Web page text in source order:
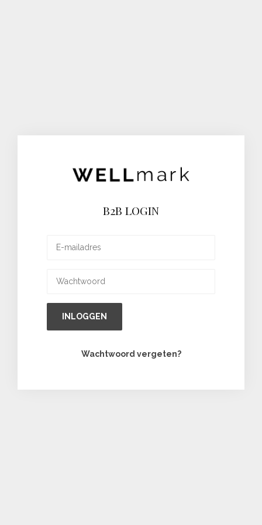
B2B LOGIN
INLOGGEN
Wachtwoord vergeten?